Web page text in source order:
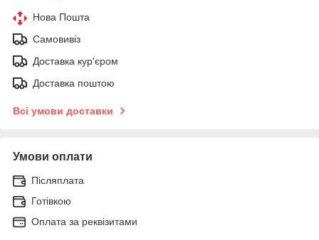
Нова Пошта
Самовивіз
Доставка кур'єром
Доставка поштою
Всі умови доставки
Умови оплати
Післяплата
Готівкою
Оплата за реквізитами